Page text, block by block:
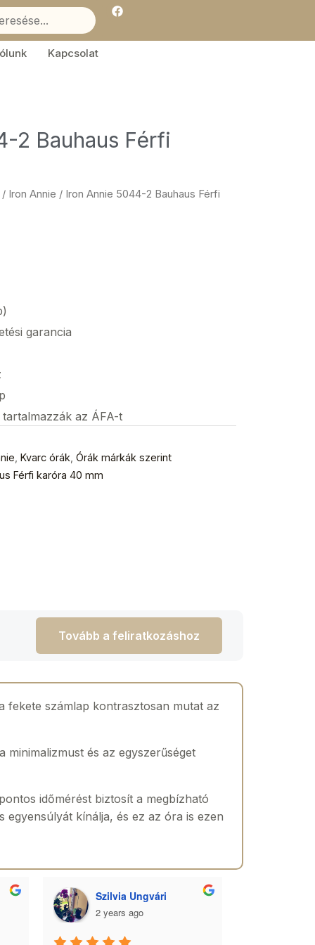
F
a
e
Kapcsolat
2 Bauhaus Férfi
/ Iron Annie / Iron Annie 5044-2 Bauhaus Férfi
garancia
az ÁFA-t
Kvarc órák Órák márkák szerint
Férfi karóra 40 mm
Tovább a feliratkozáshoz
fekete számlap kontrasztosan mutat az
és az egyszerűséget
időmérést biztosít a megbízható
kínálja, és ez az óra is ezen
Szilvia Ungvári
2 years ago